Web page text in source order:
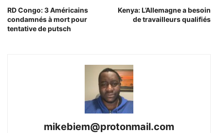
RD Congo: 3 Américains
condamnés à mort pour
tentative de putsch
Kenya: L’Allemagne a besoin
de travailleurs qualifiés
mikebiem@protonmail.com